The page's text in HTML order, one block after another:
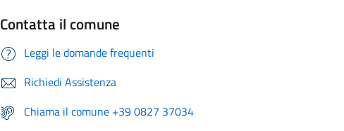
Contatta il comune
Leggi le domande frequenti
Richiedi Assistenza
Chiama il comune +39 0827 37034